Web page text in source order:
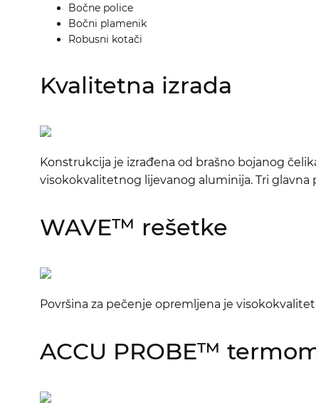
Bočne police
Bočni plamenik
Robusni kotači
Kvalitetna izrada
Konstrukcija je izrađena od brašno bojanog
visokokvalitetnog lijevanog aluminija. Tri
WAVE™ rešetke
Površina za pečenje opremljena je
ACCU PROBE™